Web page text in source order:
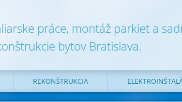
práce, montáž parkiet a
bytov Bratislava.
REKONŠTRUKCIA